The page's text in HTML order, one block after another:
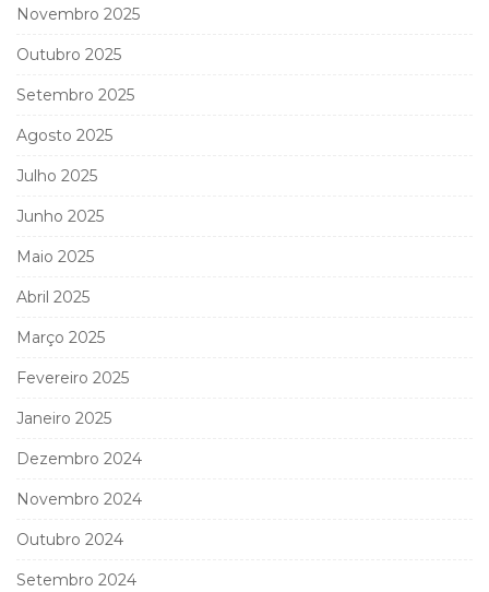
Novembro 2025
Outubro 2025
Setembro 2025
Agosto 2025
Julho 2025
Junho 2025
Maio 2025
Abril 2025
Março 2025
Fevereiro 2025
Janeiro 2025
Dezembro 2024
Novembro 2024
Outubro 2024
Setembro 2024